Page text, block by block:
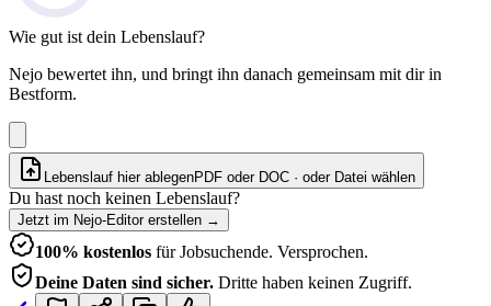
Wie gut ist dein Lebenslauf?
Nejo bewertet ihn, und bringt ihn danach gemeinsam mit dir in
Bestform.
Lebenslauf hier ablegenPDF oder DOC · oder Datei wählen
Du hast noch keinen Lebenslauf?
Jetzt im Nejo-Editor erstellen →
100% kostenlos für Jobsuchende. Versprochen.
Deine Daten sind sicher. Dritte haben keinen Zugriff.